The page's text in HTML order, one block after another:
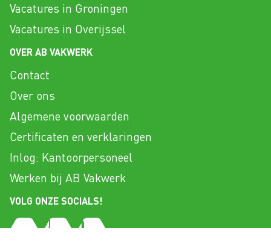
Vacatures in Groningen
Vacatures in Overijssel
OVER AB VAKWERK
Contact
Over ons
Algemene voorwaarden
Certificaten en verklaringen
Inlog: Kantoorpersoneel
Werken bij AB Vakwerk
VOLG ONZE SOCIALS!